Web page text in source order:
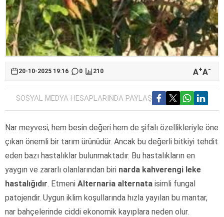
20-10-2025 19:16 0 210 A+A-
SOSYAL MEDYA HESAPLARINDA PAYLAŞ
Nar meyvesi, hem besin değeri hem de şifalı özellikleriyle öne
çıkan önemli bir tarım ürünüdür. Ancak bu değerli bitkiyi tehdit
eden bazı hastalıklar bulunmaktadır. Bu hastalıkların en
yaygın ve zararlı olanlarından biri narda kahverengi leke
hastalığıdır. Etmeni Alternaria alternata isimli fungal
patojendir. Uygun iklim koşullarında hızla yayılan bu mantar,
nar bahçelerinde ciddi ekonomik kayıplara neden olur.